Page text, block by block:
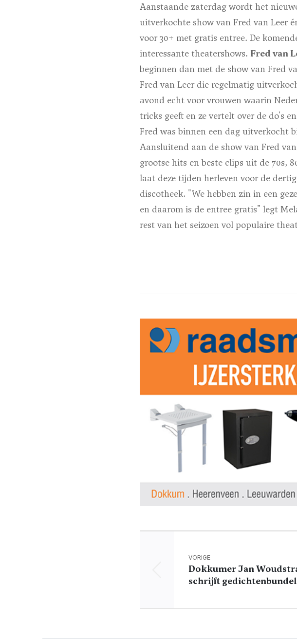
Aanstaande zaterdag wordt het
uitverkochte show van Fred van Leer
voor 30+ met gratis entree. De
interessante theatershows. Fred van
beginnen dan met de show van Fred
Fred van Leer die regelmatig
avond echt voor vrouwen waarin
tricks geeft en ze vertelt over de do's
Fred was binnen een dag uitverkocht
Aansluitend aan de show van Fred
grootse hits en beste clips uit de 70s,
laat deze tijden herleven voor de
discotheek. "We hebben zin in een
en daarom is de entree gratis" legt
rest van het seizoen vol populaire
VORIGE
Dokkumer Jan
schrijft gedichtenbundel